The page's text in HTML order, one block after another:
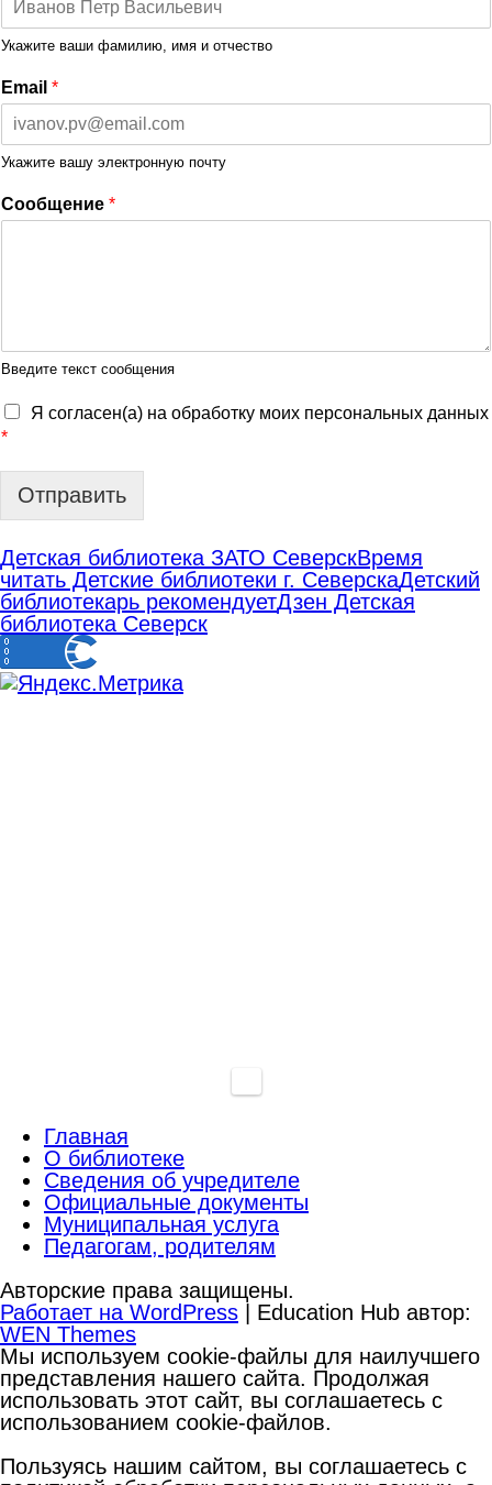
Укажите ваши фамилию, имя и отчество
Email *
Укажите вашу электронную почту
Сообщение *
Введите текст сообщения
Я согласен(а) на обработку моих персональных данных
*
Отправить
Детская библиотека ЗАТО СеверскВремя
читать Детские библиотеки г. СеверскаДетский
библиотекарь рекомендуетДзен Детская
библиотека Северск
Главная
О библиотеке
Сведения об учредителе
Официальные документы
Муниципальная услуга
Педагогам, родителям
Авторские права защищены.
Работает на WordPress | Education Hub автор:
WEN Themes
Мы используем cookie-файлы для наилучшего
представления нашего сайта. Продолжая
использовать этот сайт, вы соглашаетесь с
использованием cookie-файлов.
Пользуясь нашим сайтом, вы соглашаетесь с